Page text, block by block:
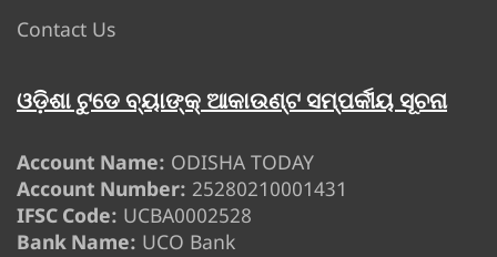
Contact Us
ଓଡ଼ିଶା ଟୁଡେ ବ୍ୟାଙ୍କ୍ ଆକାଉଣ୍ଟ ସମ୍ପର୍କୀୟ ସୂଚନା
Account Name: ODISHA TODAY
Account Number: 25280210001431
IFSC Code: UCBA0002528
Bank Name: UCO Bank